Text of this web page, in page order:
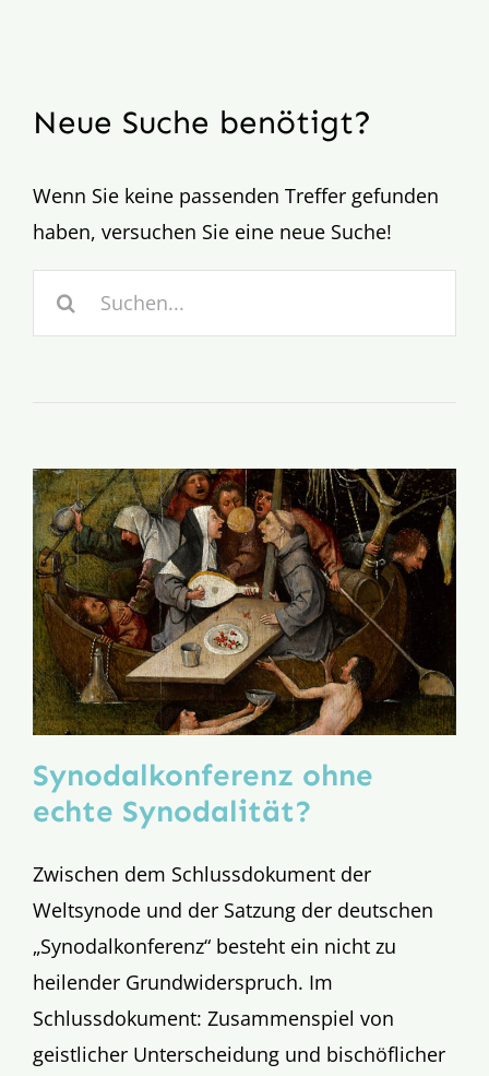
Neue Suche benötigt?
Wenn Sie keine passenden Treffer gefunden
haben, versuchen Sie eine neue Suche!
Synodalkonferenz ohne
echte Synodalität?
Zwischen dem Schlussdokument der
Weltsynode und der Satzung der deutschen
„Synodalkonferenz“ besteht ein nicht zu
heilender Grundwiderspruch. Im
Schlussdokument: Zusammenspiel von
geistlicher Unterscheidung und bischöflicher